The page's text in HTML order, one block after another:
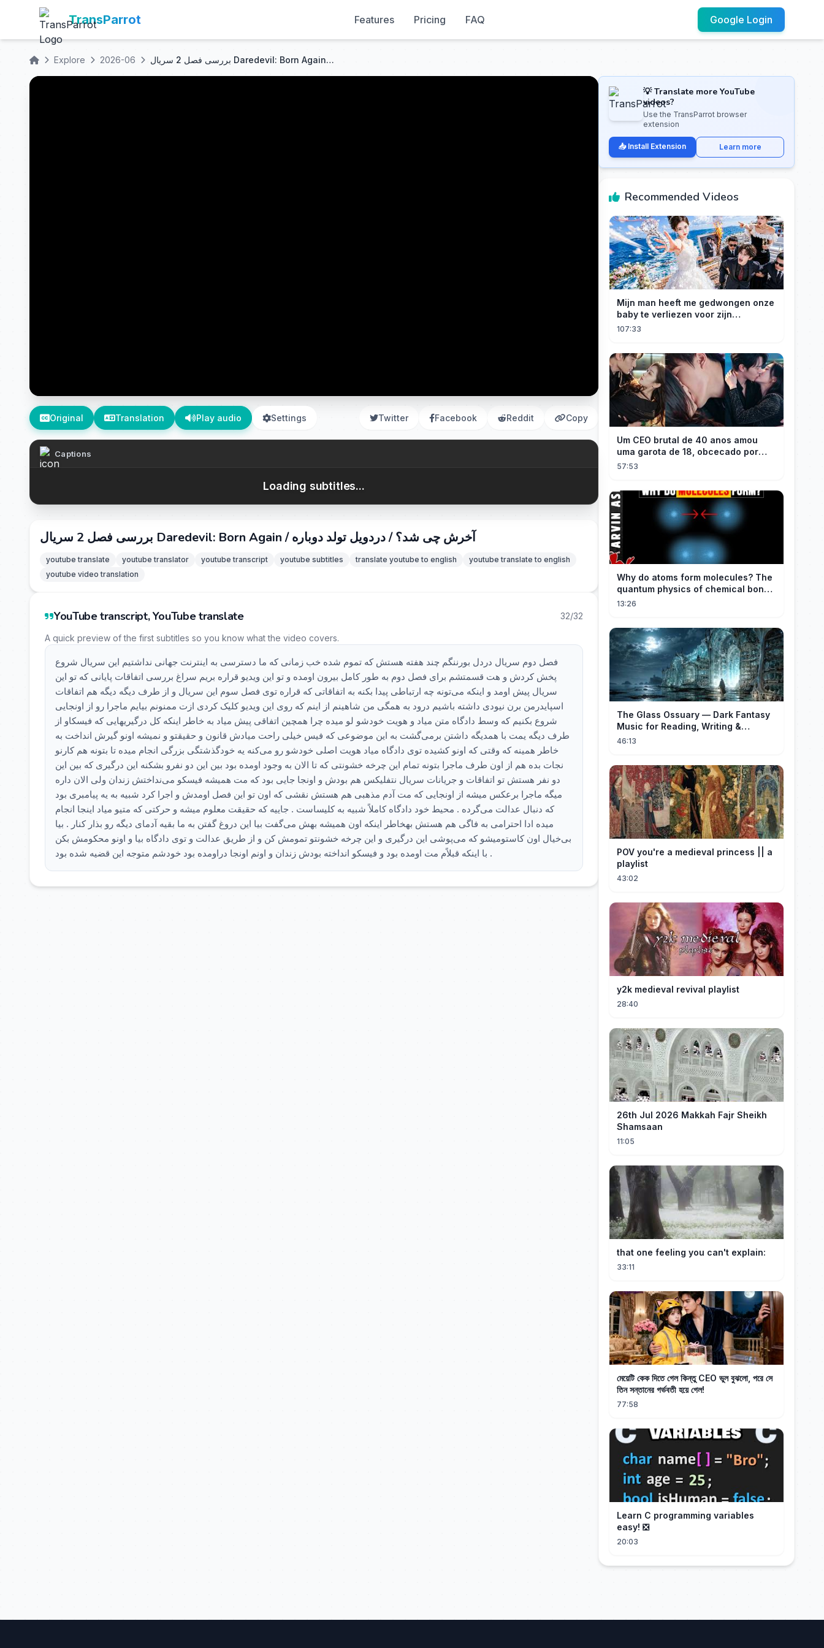
TransParrot Features Pricing FAQ Google Login
Explore 2026-06 بررسی فصل 2 سریال Daredevil: Born Again / آخرش چی شد؟ / دردویل تولد دوباره
Original Translation Play audio Settings Twitter Facebook Reddit Copy
Captions
Loading subtitles...
بررسی فصل 2 سریال Daredevil: Born Again / آخرش چی شد؟ / دردویل تولد دوباره
youtube translate youtube translator youtube transcript youtube subtitles translate youtube to english
youtube translate to english
youtube video translation
YouTube transcript, YouTube translate 32/32
A quick preview of the first subtitles so you know what the video covers.
فصل دوم سریال دردل بورننگم چند هفته هستش که تموم شده خب زمانی که ما دسترسی به اینترنت جهانی نداشتیم این سریال شروع
پخش کردش و هت قسمتشم برای فصل دوم به طور کامل بیرون اومده و تو این ویدیو قراره بریم سراغ بررسی اتفاقات پایانی که تو این
سریال پیش اومد و اینکه می‌تونه چه ارتباطی پیدا بکنه به اتفاقاتی که قراره توی فصل سوم این سریال و از طرف دیگه دیگه هم اتفاقات
اسپایدرمن برن نیودی داشته باشیم درود به همگی من شاهینم از اینم که روی این ویدیو کلیک کردی ازت ممنونم بیایم ماجرا رو از اونجایی
شروع بکنیم که وسط دادگاه متن میاد و هویت خودشو لو میده چرا همچین اتفاقی پیش میاد به خاطر اینکه کل درگیریهایی که فیسکاو از
طرف دیگه یمت با همدیگه داشتن برمی‌گشت به این موضوعی که فیس خیلی راحت میادش قانون و حقیقتو و نمیشه اونو گیرش انداخت به
خاطر همینه که وقتی که اونو کشیده توی دادگاه میاد هویت اصلی خودشو رو می‌کنه یه خودگذشتگی بزرگی انجام میده تا بتونه هم کارنو
نجات بده هم از اون طرف ماجرا بتونه تمام این چرخه خشونتی که تا الان به وجود اومده بود بین این دو نفرو بشکنه این درگیری که بین این
دو نفر هستش تو اتفاقات و جریانات سریال نتفلیکس هم بودش و اونجا جایی بود که مت همیشه فیسکو می‌نداختش زندان ولی الان داره
میگه ماجرا برعکس میشه از اونجایی که مت آدم مذهبی هم هستش نقشی که اون تو این فصل اومدش و اجرا کرد شبیه به یه پیامبری بود
که دنبال عدالت می‌گرده . محیط خود دادگاه کاملاً شبیه به کلیساست . جاییه که حقیقت معلوم میشه و حرکتی که متیو میاد اینجا انجام
میده ادا احترامی به فاگی هم هستش بهخاطر اینکه اون همیشه بهش می‌گفت بیا این دروغ گفتن به ما بقیه آدمای دیگه رو بذار کنار . بیا
بی‌خیال اون کاستومیشو که می‌پوشی این درگیری و این چرخه خشونتو تمومش کن و از طریق عدالت و توی دادگاه بیا و اونو محکومش بکن
. با اینکه قبلاًم مت اومده بود و فیسکو انداخته بودش زندان و اونم اونجا دراومده بود خودشم متوجه این قضیه شده بود
💡 Translate more YouTube
videos?
Use the TransParrot browser
extension
📥 Install Extension Learn more
Recommended Videos
Mijn man heeft me gedwongen onze
baby te verliezen voor zijn
maîtresse! Ik heb mijn ring in zee
107:33
Um CEO brutal de 40 anos amou
uma garota de 18, obcecado por
sua "inocência"! Ela teve seu
57:53
Why do atoms form molecules? The
quantum physics of chemical bonds
explained
13:26
The Glass Ossuary — Dark Fantasy
Music for Reading, Writing &
Ancient Archives
46:13
POV you're a medieval princess || a
playlist
43:02
y2k medieval revival playlist
28:40
26th Jul 2026 Makkah Fajr Sheikh
Shamsaan
11:05
that one feeling you can't explain:
33:11
মেয়েটি কেক দিতে গেল কিন্তু CEO ভুল বুঝলো, পরে সে
তিন সন্তানের গর্ভবতী হয়ে গেল!
77:58
Learn C programming variables
easy! ❎
20:03